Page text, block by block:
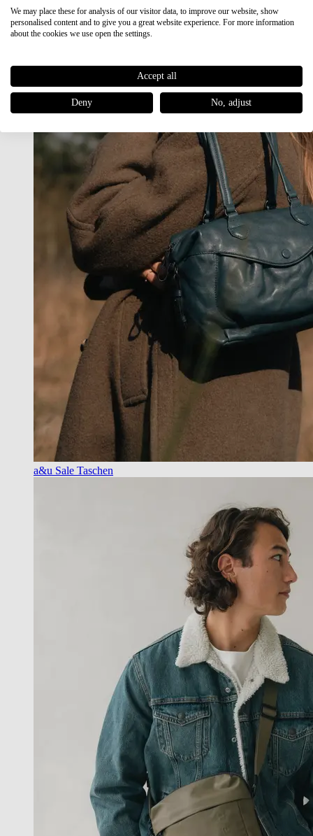
a&u Sale Taschen
We may place these for analysis of our visitor data, to improve our website, show
personalised content and to give you a great website experience. For more information
about the cookies we use open the settings.
Accept all
Deny No, adjust